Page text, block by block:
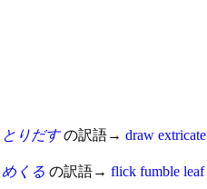
とりだすの訳語→ draw extricate
めくる の訳語→ flick fumble leaf